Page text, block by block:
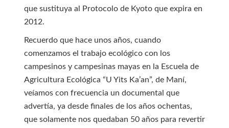
que sustituya al Protocolo de Kyoto que expira en
2012.
Recuerdo que hace unos años, cuando
comenzamos el trabajo ecológico con los
campesinos y campesinas mayas en la Escuela de
Agricultura Ecológica “U Yits Ka’an”, de Maní,
veíamos con frecuencia un documental que
advertía, ya desde finales de los años ochentas,
que solamente nos quedaban 50 años para revertir